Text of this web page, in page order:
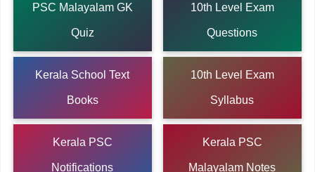
PSC Malayalam GK
Quiz
10th Level Exam
Questions
Kerala School Text
Books
10th Level Exam
Syllabus
Kerala PSC
Notifications
Kerala PSC
Malayalam Notes